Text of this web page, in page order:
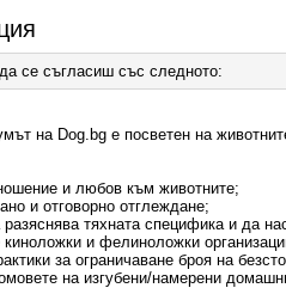
се съгласиш със следното:
на Dog.bg е посветен на
и любов към животните;
и отговорно отглеждане;
тяхната специфика и да
и фелиноложки
за ограничаване броя на
на изгубени/намерени